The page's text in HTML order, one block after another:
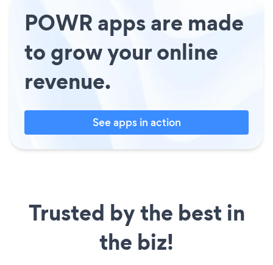
POWR apps are made
to grow your online
revenue.
See apps in action
Trusted by the best in
the biz!